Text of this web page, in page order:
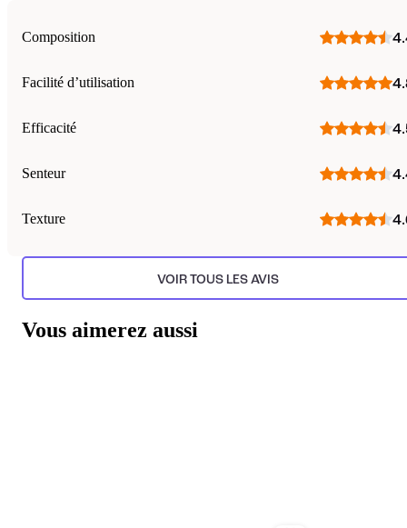
Composition
Facilité d’utilisation
Efficacité
Senteur
Texture
VOIR TOUS LES AVIS
Vous aimerez aussi